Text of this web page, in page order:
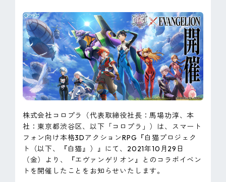
EN
株式会社コロプラ（代表取締役社長：馬場功淳、本
社：東京都渋谷区、以下「コロプラ」）は、スマート
フォン向け本格3DアクションRPG『白猫プロジェク
ト（以下、『白猫』）』にて、2021年10月29日
（金）より、『エヴァンゲリオン』とのコラボイベン
トを開催したことをお知らせいたします。